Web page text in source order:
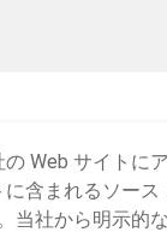
Web サイト
含まれるソー
当社から明示的